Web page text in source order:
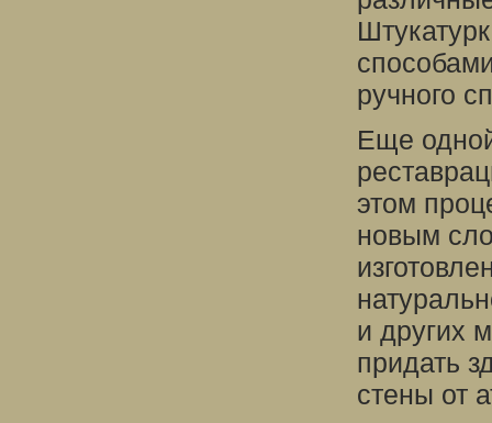
ручного
Еще
этом
новым
и других
придать
стены от